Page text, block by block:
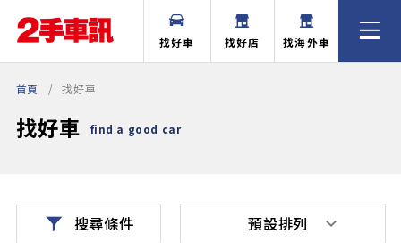
找好車 找好店 找海外車
首頁 找好車
找好車 find a good car
搜尋條件 預設排列